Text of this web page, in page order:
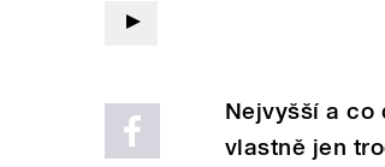
Nejvyšší a co
vlastně jen